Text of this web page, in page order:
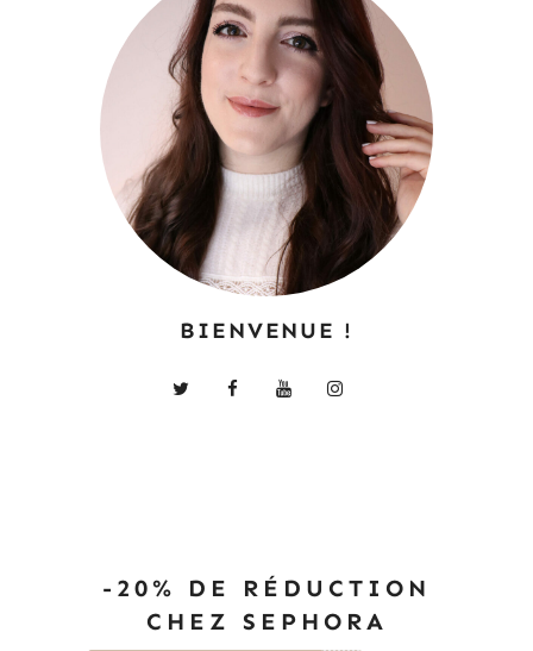
BIENVENUE !
-20% DE RÉDUCTION
CHEZ SEPHORA